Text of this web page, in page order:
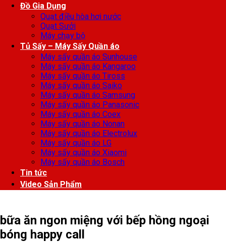
Đồ Gia Dụng
Quạt điều hòa hơi nước
Quạt Sưởi
Máy chạy bộ
Tủ Sấy – Máy Sấy Quần áo
Máy sấy quần áo Sunhouse
Máy sấy quần áo Kangaroo
Máy sấy quần áo Tiross
Máy sấy quần áo Saiko
Máy sấy quần áo Samsung
Máy sấy quần áo Panasonic
Máy sấy quần áo Coex
Máy sấy quần áo Nonan
Máy sấy quần áo Electrolux
Máy sấy quần áo LG
Máy sấy quần áo Xiaomi
Máy sấy quần áo Bosch
Tin tức
Video Sản Phẩm
bữa ăn ngon miệng với bếp hồng ngoại
bóng happy call